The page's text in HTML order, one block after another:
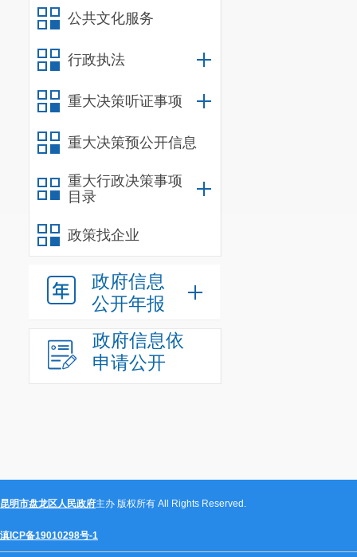
公共文化服务
行政执法
重大决策听证事项
重大决策预公开信息
重大行政决策事项
目录
政策找企业
政府信息
公开年报
政府信息依
申请公开
昆明市盘龙区人民政府主办 版权所有 All Rights Reserved.
滇ICP备19010298号-1